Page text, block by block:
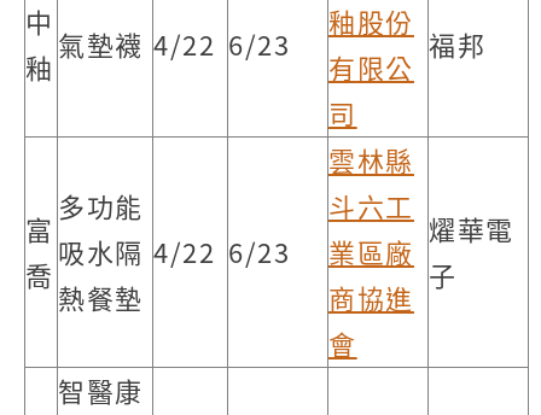
中
釉
氣墊襪 4/22 6/23
釉股份
有限公
司
福邦
富
喬
多功能
吸水隔
熱餐墊
4/22 6/23
雲林縣
斗六工
業區廠
商協進
會
燿華電
子
智醫康